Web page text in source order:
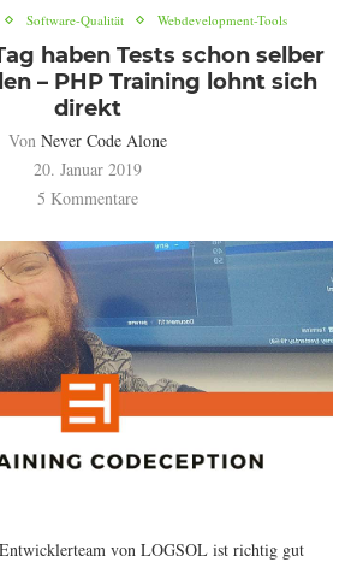
Software-Qualität Webdevelopment-Tools
haben Tests schon selber
– PHP Training lohnt sich
direkt
Von Never Code Alone
20. Januar 2019
5 Kommentare
Entwicklerteam von LOGSOL ist richtig gut